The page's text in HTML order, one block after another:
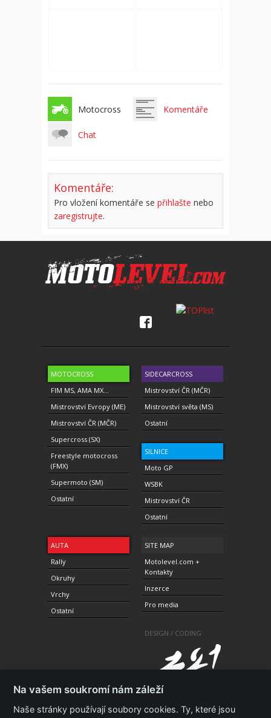
Motocross Komentáře
Chat
Komentáře:
Pro vložení komentáře se přihlašte nebo
zaregistrujte.
MOTOCROSS
FIM MS, AMA MX...
Mistrovství Evropy (ME)
Mistrovství ČR (MČR)
Supercross (SX)
Freestyle motocross
(FMX)
Supermoto (SM)
Ostatní
SIDECARCROSS
Mistrovství ČR (MČR)
Mistrovství světa (MS)
Ostatní
SILNICE
Moto GP
WSBK
Mistrovství ČR
Ostatní
AUTA
Rally
Okruhy
Vrchy
Ostatní
SITE MAP
Motolevel.com +
Kontakty
Inzerce
Pro media
DESIGN / CODING
Na vašem soukromí nám záleží
Naše stránky používají soubory cookies. Ty, které jsou